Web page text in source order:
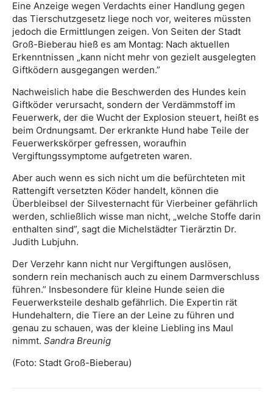
Eine Anzeige wegen Verdachts einer Handlung gegen
das Tierschutzgesetz liege noch vor, weiteres müssten
jedoch die Ermittlungen zeigen. Von Seiten der Stadt
Groß-Bieberau hieß es am Montag: Nach aktuellen
Erkenntnissen „kann nicht mehr von gezielt ausgelegten
Giftködern ausgegangen werden.”
Nachweislich habe die Beschwerden des Hundes kein
Giftköder verursacht, sondern der Verdämmstoff im
Feuerwerk, der die Wucht der Explosion steuert, heißt es
beim Ordnungsamt. Der erkrankte Hund habe Teile der
Feuerwerkskörper gefressen, woraufhin
Vergiftungssymptome aufgetreten waren.
Aber auch wenn es sich nicht um die befürchteten mit
Rattengift versetzten Köder handelt, können die
Überbleibsel der Silvesternacht für Vierbeiner gefährlich
werden, schließlich wisse man nicht, „welche Stoffe darin
enthalten sind”, sagt die Michelstädter Tierärztin Dr.
Judith Lubjuhn.
Der Verzehr kann nicht nur Vergiftungen auslösen,
sondern rein mechanisch auch zu einem Darmverschluss
führen.” Insbesondere für kleine Hunde seien die
Feuerwerksteile deshalb gefährlich. Die Expertin rät
Hundehaltern, die Tiere an der Leine zu führen und
genau zu schauen, was der kleine Liebling ins Maul
nimmt. Sandra Breunig
(Foto: Stadt Groß-Bieberau)